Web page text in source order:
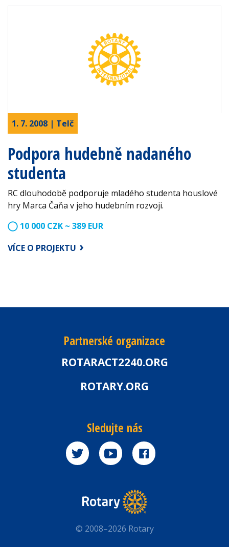
1. 7. 2008 | Telč
Podpora hudebně nadaného
studenta
RC dlouhodobě podporuje mladého studenta houslové
hry Marca Čaňa v jeho hudebním rozvoji.
10 000 CZK ~ 389 EUR
VÍCE O PROJEKTU
Partnerské organizace
ROTARACT2240.ORG
ROTARY.ORG
Sledujte nás
© 2008–2026 Rotary